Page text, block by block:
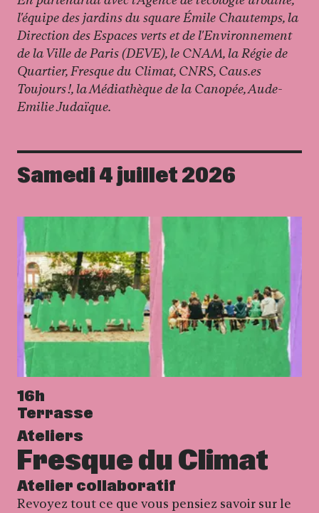
l'équipe des jardins du square Émile Chautemps, la
Direction des Espaces verts et de l'Environnement
de la Ville de Paris (DEVE), le CNAM, la Régie de
Quartier, Fresque du Climat, CNRS, Caus.es
Toujours !, la Médiathèque de la Canopée, Aude-
Emilie Judaïque.
Samedi 4 juillet 2026
Fresque du Climat
Atelier collaboratif
16h
Terrasse
Revoyez tout ce que vous pensiez savoir sur le
Ateliers